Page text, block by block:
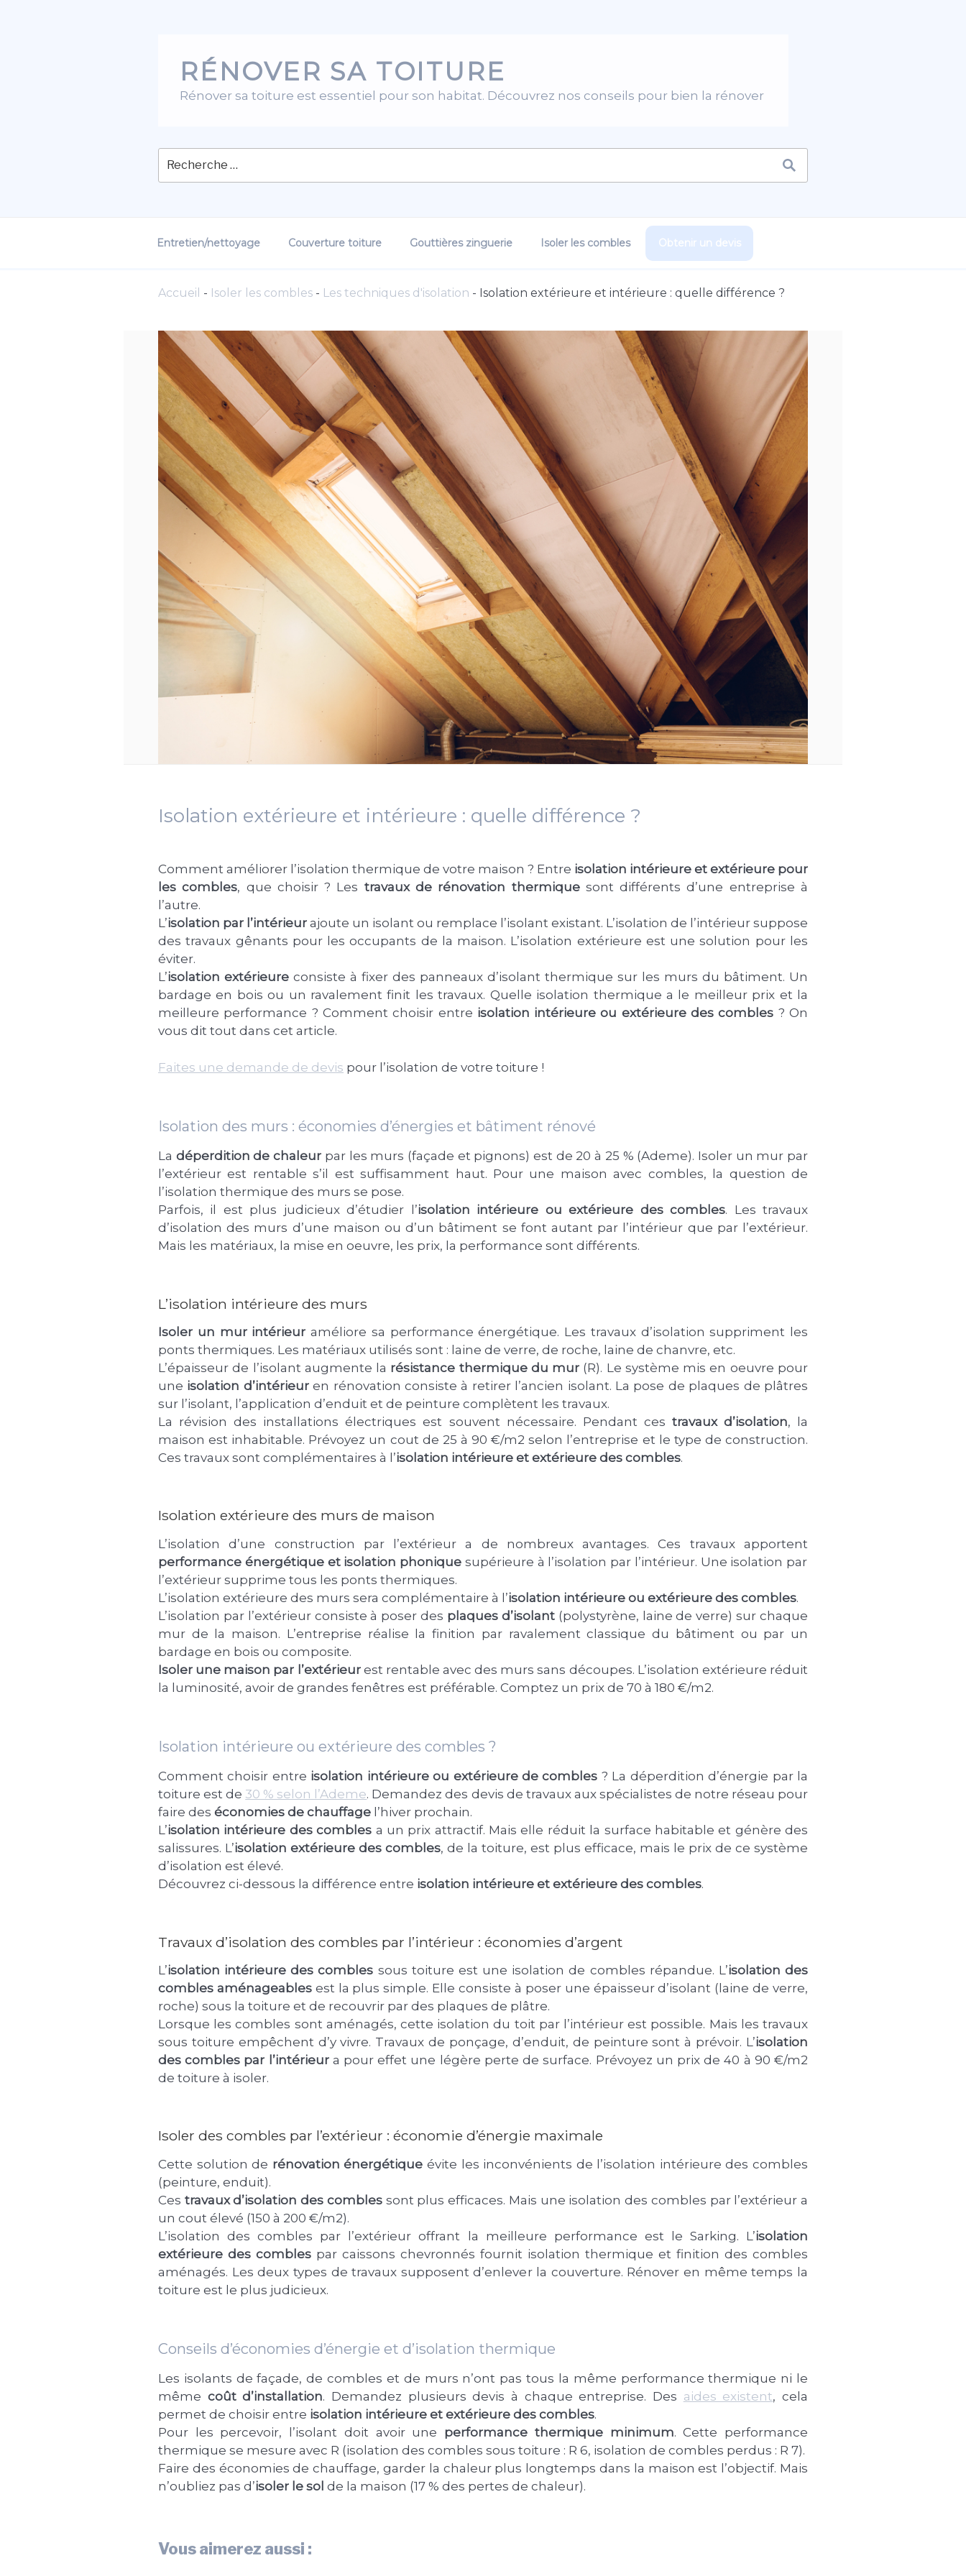
RÉNOVER SA TOITURE
Rénover sa toiture est essentiel pour son habitat. Découvrez nos conseils pour bien la rénover
Entretien/nettoyage Couverture toiture Gouttières zinguerie Isoler les combles Obtenir un devis
Accueil - Isoler les combles - Les techniques d'isolation - Isolation extérieure et intérieure : quelle différence ?
Isolation extérieure et intérieure : quelle différence ?
Comment améliorer l’isolation thermique de votre maison ? Entre isolation intérieure et extérieure pour
les combles, que choisir ? Les travaux de rénovation thermique sont différents d’une entreprise à
l’autre.
L’isolation par l’intérieur ajoute un isolant ou remplace l’isolant existant. L’isolation de l’intérieur suppose
des travaux gênants pour les occupants de la maison. L’isolation extérieure est une solution pour les
éviter.
L’isolation extérieure consiste à fixer des panneaux d’isolant thermique sur les murs du bâtiment. Un
bardage en bois ou un ravalement finit les travaux. Quelle isolation thermique a le meilleur prix et la
meilleure performance ? Comment choisir entre isolation intérieure ou extérieure des combles ? On
vous dit tout dans cet article.
Faites une demande de devis pour l’isolation de votre toiture !
Isolation des murs : économies d’énergies et bâtiment rénové
La déperdition de chaleur par les murs (façade et pignons) est de 20 à 25 % (Ademe). Isoler un mur par
l’extérieur est rentable s’il est suffisamment haut. Pour une maison avec combles, la question de
l’isolation thermique des murs se pose.
Parfois, il est plus judicieux d’étudier l’isolation intérieure ou extérieure des combles. Les travaux
d’isolation des murs d’une maison ou d’un bâtiment se font autant par l’intérieur que par l’extérieur.
Mais les matériaux, la mise en oeuvre, les prix, la performance sont différents.
L’isolation intérieure des murs
Isoler un mur intérieur améliore sa performance énergétique. Les travaux d’isolation suppriment les
ponts thermiques. Les matériaux utilisés sont : laine de verre, de roche, laine de chanvre, etc.
L’épaisseur de l’isolant augmente la résistance thermique du mur (R). Le système mis en oeuvre pour
une isolation d’intérieuren rénovation consiste à retirer l’ancien isolant. La pose de plaques de plâtres
sur l’isolant, l’application d’enduit et de peinture complètent les travaux.
La révision des installations électriques est souvent nécessaire. Pendant ces travaux d’isolation, la
maison est inhabitable. Prévoyez un cout de 25 à 90 €/m2 selon l’entreprise et le type de construction.
Ces travaux sont complémentaires à l’isolation intérieure et extérieure des combles.
Isolation extérieure des murs de maison
L’isolation d’une construction par l’extérieur a de nombreux avantages. Ces travaux apportent
performance énergétique et isolation phonique supérieure à l’isolation par l’intérieur. Une isolation par
l’extérieur supprime tous les ponts thermiques.
L’isolation extérieure des murs sera complémentaire à l’isolation intérieure ou extérieure des combles.
L’isolation par l’extérieur consiste à poser des plaques d’isolant(polystyrène, laine de verre) sur chaque
mur de la maison. L’entreprise réalise la finition par ravalement classique du bâtiment ou par un
bardage en bois ou composite.
Isoler une maison par l’extérieurest rentable avec des murs sans découpes. L’isolation extérieure réduit
la luminosité, avoir de grandes fenêtres est préférable. Comptez un prix de 70 à 180 €/m2.
Isolation intérieure ou extérieure des combles ?
Comment choisir entre isolation intérieure ou extérieure de combles ? La déperdition d’énergie par la
toiture est de 30 % selon l’Ademe. Demandez des devis de travaux aux spécialistes de notre réseau pour
faire des économies de chauffage l’hiver prochain.
L’isolation intérieure des combles a un prix attractif. Mais elle réduit la surface habitable et génère des
salissures. L’isolation extérieure des combles, de la toiture, est plus efficace, mais le prix de ce système
d’isolation est élevé.
Découvrez ci-dessous la différence entre isolation intérieure et extérieure des combles.
Travaux d’isolation des combles par l’intérieur : économies d’argent
L’isolation intérieure des combles sous toiture est une isolation de combles répandue. L’isolation des
combles aménageables est la plus simple. Elle consiste à poser une épaisseur d’isolant (laine de verre,
roche) sous la toiture et de recouvrir par des plaques de plâtre.
Lorsque les combles sont aménagés, cette isolation du toit par l’intérieur est possible. Mais les travaux
sous toiture empêchent d’y vivre. Travaux de ponçage, d’enduit, de peinture sont à prévoir. L’isolation
des combles par l’intérieura pour effet une légère perte de surface. Prévoyez un prix de 40 à 90 €/m2
de toiture à isoler.
Isoler des combles par l’extérieur : économie d’énergie maximale
Cette solution de rénovation énergétique évite les inconvénients de l’isolation intérieure des combles
(peinture, enduit).
Ces travaux d’isolation des comblessont plus efficaces. Mais une isolation des combles par l’extérieur a
un cout élevé (150 à 200 €/m2).
L’isolation des combles par l’extérieur offrant la meilleure performance est le Sarking. L’isolation
extérieure des combles par caissons chevronnés fournit isolation thermique et finition des combles
aménagés. Les deux types de travaux supposent d’enlever la couverture. Rénover en même temps la
toiture est le plus judicieux.
Conseils d’économies d’énergie et d’isolation thermique
Les isolants de façade, de combles et de murs n’ont pas tous la même performance thermique ni le
même coût d’installation. Demandez plusieurs devis à chaque entreprise. Des aides existent, cela
permet de choisir entre isolation intérieure et extérieure des combles.
Pour les percevoir, l’isolant doit avoir une performance thermique minimum. Cette performance
thermique se mesure avec R (isolation des combles sous toiture : R 6, isolation de combles perdus : R 7).
Faire des économies de chauffage, garder la chaleur plus longtemps dans la maison est l’objectif. Mais
n’oubliez pas d’isoler le sol de la maison (17 % des pertes de chaleur).
Vous aimerez aussi :